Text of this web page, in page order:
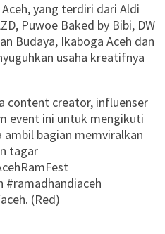
yang terdiri dari Aldi
Puwoe Baked by Bibi, DW
Budaya, Ikaboga Aceh dan
usaha kreatifnya
content creator, influenser
event ini untuk mengikuti
bagian memviralkan
tagar
#ramadhandiaceh
(Red)